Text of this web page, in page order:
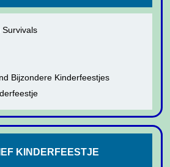
Bijzondere Kinderfeestjes
KINDERFEESTJE